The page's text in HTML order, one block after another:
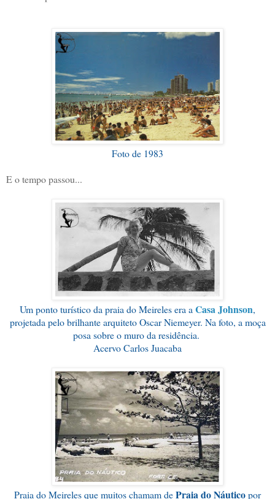
Foto de 1983
E o tempo passou...
Um ponto turístico da praia do Meireles era a Casa Johnson,
projetada pelo brilhante arquiteto Oscar Niemeyer. Na foto, a moça
posa sobre o muro da residência.
Acervo Carlos Juacaba
Praia do Meireles que muitos chamam dePraia do Náuticopor